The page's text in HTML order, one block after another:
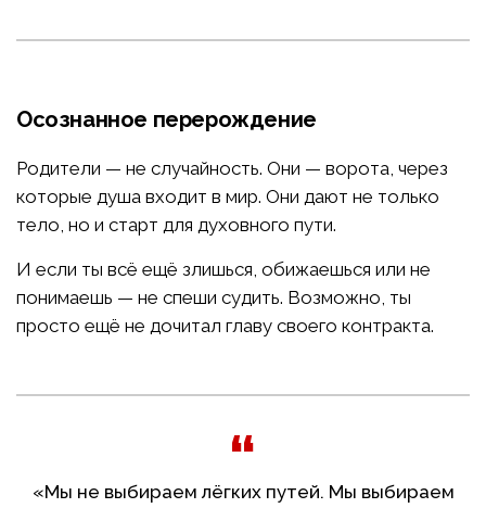
Осознанное перерождение
Родители — не случайность. Они — ворота, через
которые душа входит в мир. Они дают не только
тело, но и старт для духовного пути.
И если ты всё ещё злишься, обижаешься или не
понимаешь — не спеши судить. Возможно, ты
просто ещё не дочитал главу своего контракта.
«Мы не выбираем лёгких путей. Мы выбираем